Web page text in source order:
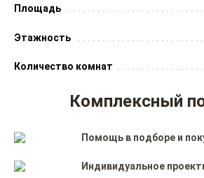
Площадь
Этажность
Количество комнат
Комплексный
Помощь в подборе и
Индивидуальное